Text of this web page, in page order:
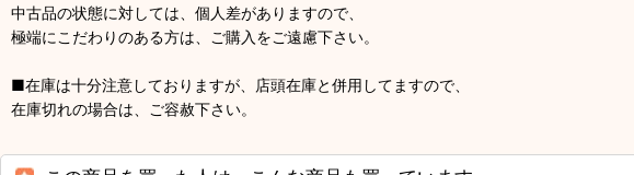
中古品の状態に対しては、個人差がありますので、
極端にこだわりのある方は、ご購入をご遠慮下さい。
■在庫は十分注意しておりますが、店頭在庫と併用してますので、
在庫切れの場合は、ご容赦下さい。